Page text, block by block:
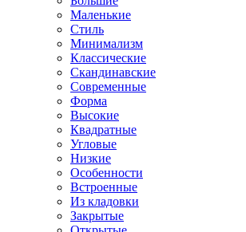
Маленькие
Стиль
Минимализм
Классические
Скандинавские
Современные
Форма
Высокие
Квадратные
Угловые
Низкие
Особенности
Встроенные
Из кладовки
Закрытые